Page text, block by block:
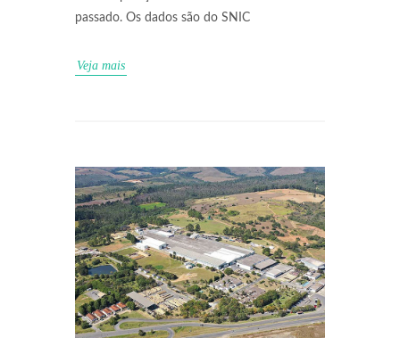
passado. Os dados são do SNIC
Veja mais